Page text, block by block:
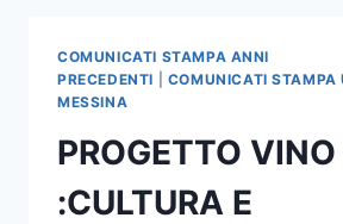
COMUNICATI STAMPA ANNI
PRECEDENTI
COMUNICATI STAMPA
MESSINA
PROGETTO VINO
:CULTURA E